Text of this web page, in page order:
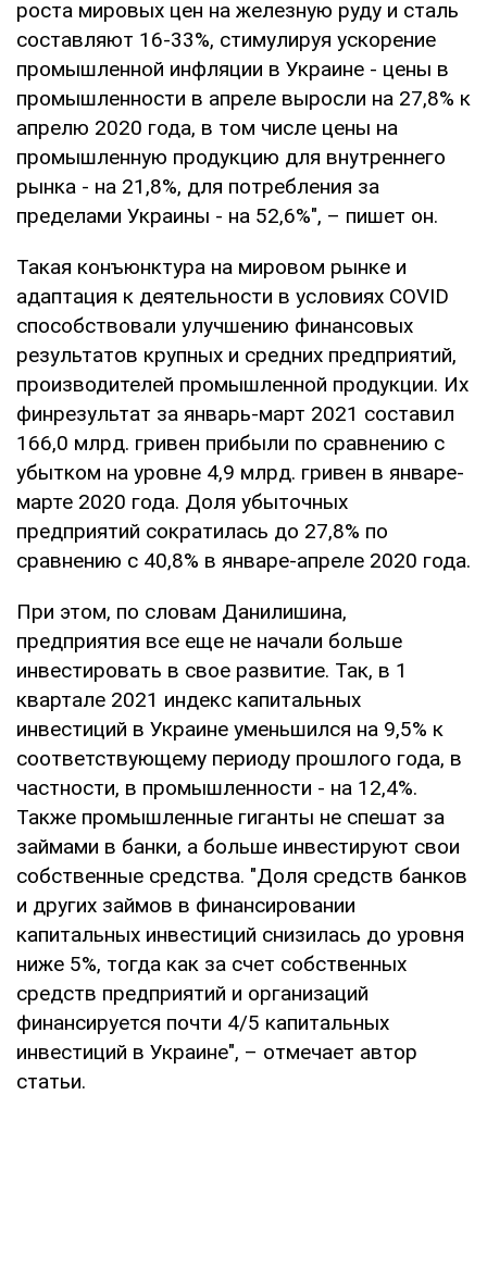
роста мировых цен на железную руду и сталь
составляют 16-33%, стимулируя ускорение
промышленной инфляции в Украине - цены в
промышленности в апреле выросли на 27,8% к
апрелю 2020 года, в том числе цены на
промышленную продукцию для внутреннего
рынка - на 21,8%, для потребления за
пределами Украины - на 52,6%", – пишет он.
Такая конъюнктура на мировом рынке и
адаптация к деятельности в условиях COVID
способствовали улучшению финансовых
результатов крупных и средних предприятий,
производителей промышленной продукции. Их
финрезультат за январь-март 2021 составил
166,0 млрд. гривен прибыли по сравнению с
убытком на уровне 4,9 млрд. гривен в январе-
марте 2020 года. Доля убыточных
предприятий сократилась до 27,8% по
сравнению с 40,8% в январе-апреле 2020 года.
При этом, по словам Данилишина,
предприятия все еще не начали больше
инвестировать в свое развитие. Так, в 1
квартале 2021 индекс капитальных
инвестиций в Украине уменьшился на 9,5% к
соответствующему периоду прошлого года, в
частности, в промышленности - на 12,4%.
Также промышленные гиганты не спешат за
займами в банки, а больше инвестируют свои
собственные средства. "Доля средств банков
и других займов в финансировании
капитальных инвестиций снизилась до уровня
ниже 5%, тогда как за счет собственных
средств предприятий и организаций
финансируется почти 4/5 капитальных
инвестиций в Украине", – отмечает автор
статьи.